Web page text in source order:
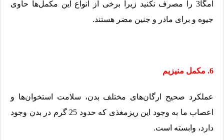
امگا3 را مصرف نکنید زیرا برخی از انواع این مکمل‌ها حاوی
جیوه و برای مادر و جنین مضر هستند.
6. مکمل منیزیم
عملکرد صحیح ارگان‌های مختلف بدن، سلامت استخوان‌ها و
اعصاب ما به وجود این ریزمغذی که حدود 25 گرم در بدن وجود
دارد، وابسته است.